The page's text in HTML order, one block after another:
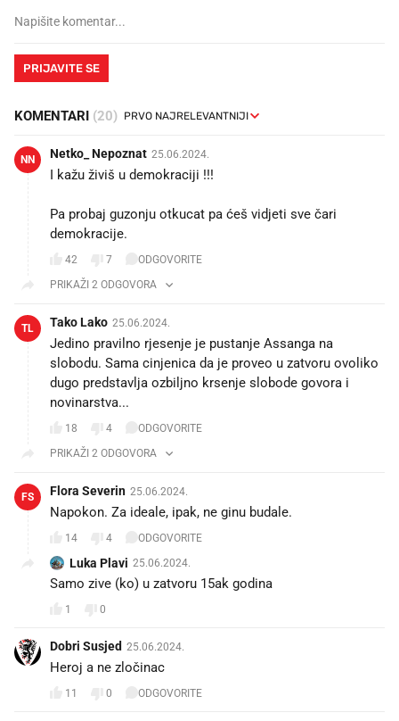
PRIJAVITE SE
KOMENTARI (20)
NN Netko_ Nepoznat 25.06.2024.
I kažu živiš u demokraciji !!!
Pa probaj guzonju otkucat pa ćeš vidjeti sve čari
demokracije.
42 7
ODGOVORITE
PRIKAŽI 2 ODGOVORA
TL Tako Lako 25.06.2024.
Jedino pravilno rjesenje je pustanje Assanga na
slobodu. Sama cinjenica da je proveo u zatvoru ovoliko
dugo predstavlja ozbiljno krsenje slobode govora i
novinarstva...
18 4
ODGOVORITE
PRIKAŽI 2 ODGOVORA
FS Flora Severin 25.06.2024.
Napokon. Za ideale, ipak, ne ginu budale.
14 4 ODGOVORITE
Luka Plavi 25.06.2024.
Samo zive (ko) u zatvoru 15ak godina
1 0
Dobri Susjed 25.06.2024.
Heroj a ne zločinac
11 0 ODGOVORITE